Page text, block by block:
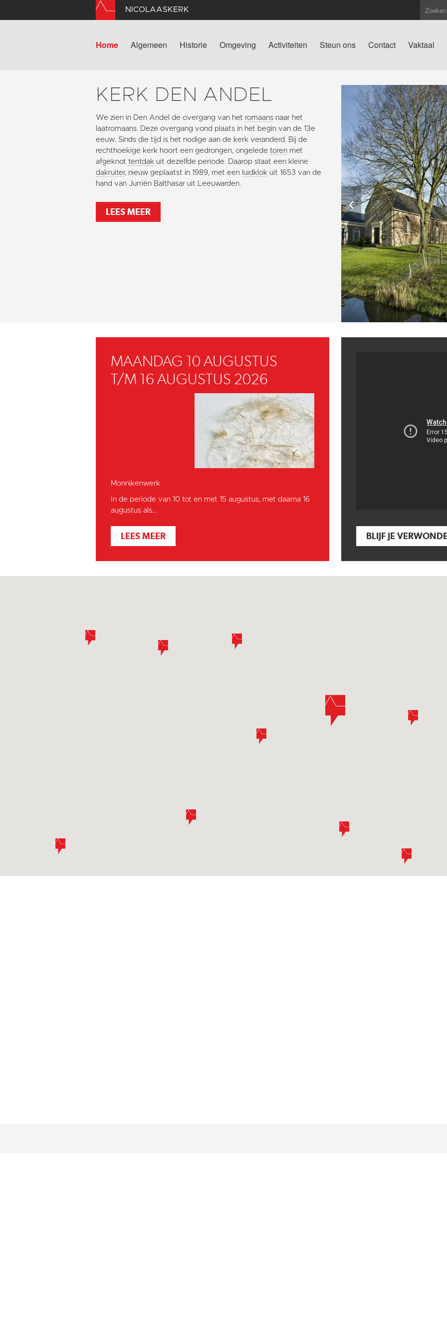
NICOLAASKERK
Home Algemeen Historie Omgeving Activiteiten Steun ons Contact Vaktaal
KERK DEN ANDEL
We zien in Den Andel de overgang van het romaans naar het
laatromaans. Deze overgang vond plaats in het begin van de 13e
eeuw. Sinds die tijd is het nodige aan de kerk veranderd. Bij de
rechthoekige kerk hoort een gedrongen, ongelede toren met
afgeknot tentdak uit dezelfde periode. Daarop staat een kleine
dakruiter, nieuw geplaatst in 1989, met een luidklok uit 1653 van de
hand van Jurriën Balthasar uit Leeuwarden.
LEES MEER ‹
MAANDAG 10 AUGUSTUS
T/M 16 AUGUSTUS 2026
Monnikenwerk
In de periode van 10 tot en met 15 augustus, met daarna 16
augustus als...
LEES MEER BLIJF JE